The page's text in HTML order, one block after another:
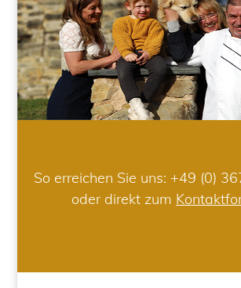
So erreichen Sie uns: +49 (0)
oder direkt zum